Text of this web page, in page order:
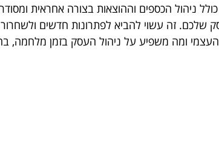
ניהול הכספים וההוצאות בצורה אחראית
שלכם. זה עשוי להביא לפתרונות חדשים
ומה משפיע על ניהול העסק בזמן מלחמה,